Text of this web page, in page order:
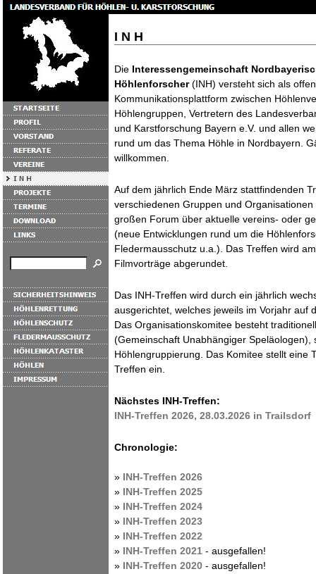
I N H
Die Interessengemeinschaft
Höhlenforscher(INH) versteht sich als
Kommunikationsplattform zwischen
Höhlengruppen, Vertretern des
und Karstforschung Bayern e.V. und allen
rund um das Thema Höhle in Nordbayern.
willkommen.
Auf dem jährlich Ende März stattfindenden
verschiedenen Gruppen und
großen Forum über aktuelle vereins- oder
(neue Entwicklungen rund um die
Fledermausschutz u.a.). Das Treffen wird
Filmvorträge abgerundet.
Das INH-Treffen wird durch ein jährlich
ausgerichtet, welches jeweils im Vorjahr auf
Das Organisationskomitee besteht
(Gemeinschaft Unabhängiger
Höhlengruppierung. Das Komitee stellt eine
Treffen ein.
Nächstes INH-Treffen:
INH-Treffen 2026, 28.03.2026 in Trailsdorf
Chronologie:
» INH-Treffen 2026
» INH-Treffen 2025
» INH-Treffen 2024
» INH-Treffen 2023
» INH-Treffen 2022
» INH-Treffen 2021 - ausgefallen!
» INH-Treffen 2020 - ausgefallen!